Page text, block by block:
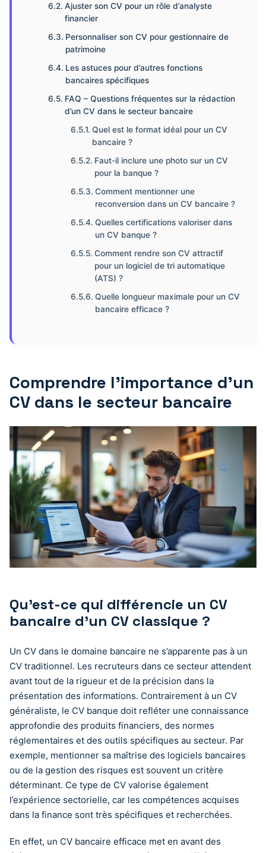
Ajuster son CV pour un rôle d’analyste
financier
Personnaliser son CV pour gestionnaire de
patrimoine
Les astuces pour d’autres fonctions
bancaires spécifiques
FAQ – Questions fréquentes sur la rédaction
d’un CV dans le secteur bancaire
Quel est le format idéal pour un CV
bancaire ?
Faut-il inclure une photo sur un CV
pour la banque ?
Comment mentionner une
reconversion dans un CV bancaire ?
Quelles certifications valoriser dans
un CV banque ?
Comment rendre son CV attractif
pour un logiciel de tri automatique
(ATS) ?
Quelle longueur maximale pour un CV
bancaire efficace ?
Comprendre l’importance d’un
CV dans le secteur bancaire
Qu’est-ce qui différencie un CV
bancaire d’un CV classique ?
Un CV dans le domaine bancaire ne s’apparente pas à un
CV traditionnel. Les recruteurs dans ce secteur attendent
avant tout de la rigueur et de la précision dans la
présentation des informations. Contrairement à un CV
généraliste, le CV banque doit refléter une connaissance
approfondie des produits financiers, des normes
réglementaires et des outils spécifiques au secteur. Par
exemple, mentionner sa maîtrise des logiciels bancaires
ou de la gestion des risques est souvent un critère
déterminant. Ce type de CV valorise également
l’expérience sectorielle, car les compétences acquises
dans la finance sont très spécifiques et recherchées.
En effet, un CV bancaire efficace met en avant des